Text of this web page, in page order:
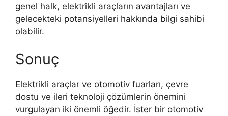
genel halk, elektrikli araçların avantajları ve
gelecekteki potansiyelleri hakkında bilgi sahibi
olabilir.
Sonuç
Elektrikli araçlar ve otomotiv fuarları, çevre
dostu ve ileri teknoloji çözümlerin önemini
vurgulayan iki önemli öğedir. İster bir otomotiv